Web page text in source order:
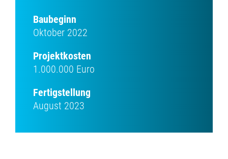
Baubeginn
Oktober 2022
Projektkosten
1.000.000 Euro
Fertigstellung
August 2023